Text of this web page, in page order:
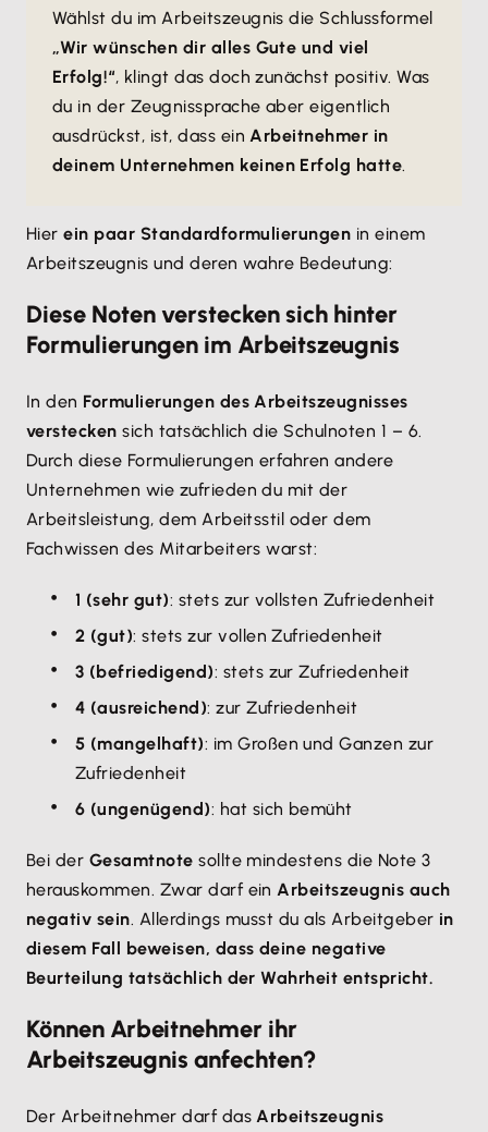
Wählst du im Arbeitszeugnis die Schlussformel
„Wir wünschen dir alles Gute und viel
Erfolg!“, klingt das doch zunächst positiv. Was
du in der Zeugnissprache aber eigentlich
ausdrückst, ist, dass einArbeitnehmer in
deinem Unternehmen keinen Erfolg hatte.
Hierein paar Standardformulierungen in einem
Arbeitszeugnis und deren wahre Bedeutung:
Diese Noten verstecken sich hinter
Formulierungen im Arbeitszeugnis
In den Formulierungen des Arbeitszeugnisses
verstecken sich tatsächlich die Schulnoten 1 – 6.
Durch diese Formulierungen erfahren andere
Unternehmen wie zufrieden du mit der
Arbeitsleistung, dem Arbeitsstil oder dem
Fachwissen des Mitarbeiters warst:
1 (sehr gut): stets zur vollsten Zufriedenheit
2 (gut): stets zur vollen Zufriedenheit
3 (befriedigend): stets zur Zufriedenheit
4 (ausreichend): zur Zufriedenheit
5 (mangelhaft): im Großen und Ganzen zur
Zufriedenheit
6 (ungenügend): hat sich bemüht
Bei der Gesamtnote sollte mindestens die Note 3
herauskommen. Zwar darf einArbeitszeugnis auch
negativ sein. Allerdings musst du als Arbeitgeber in
diesem Fall beweisen, dass deine negative
Beurteilung tatsächlich der Wahrheit entspricht.
Können Arbeitnehmer ihr
Arbeitszeugnis anfechten?
Der Arbeitnehmer darf dasArbeitszeugnis